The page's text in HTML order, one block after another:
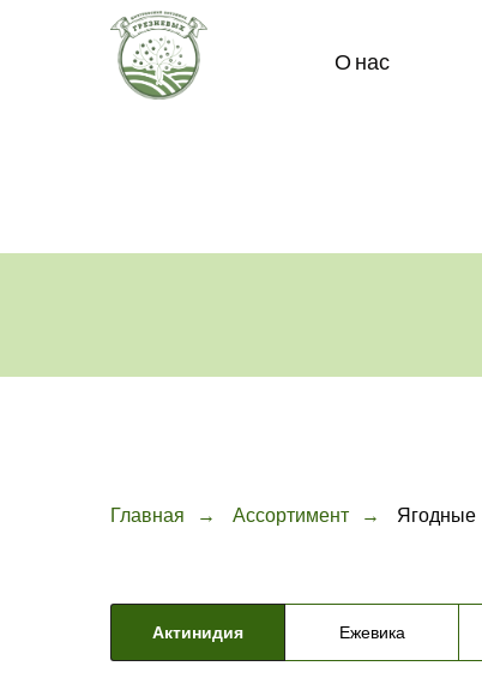
О нас
Главная → Ассортимент → Ягодные
Актинидия Ежевика